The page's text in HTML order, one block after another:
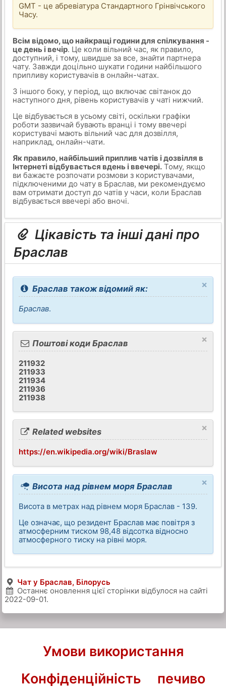
GMT - це абревіатура Стандартного Грінвічського
Часу.
Всім відомо, що найкращі години для спілкування -
це день і вечір. Це коли вільний час, як правило,
доступний, і тому, швидше за все, знайти партнера
чату. Завжди доцільно шукати години найбільшого
припливу користувачів в онлайн-чатах.
З іншого боку, у період, що включає світанок до
наступного дня, рівень користувачів у чаті нижчий.
Це відбувається в усьому світі, оскільки графіки
роботи зазвичай бувають вранці і тому ввечері
користувачі мають вільний час для дозвілля,
наприклад, онлайн-чати.
Як правило, найбільший приплив чатів і дозвілля в
Інтернеті відбувається вдень і ввечері.Тому, якщо
ви бажаєте розпочати розмови з користувачами,
підключеними до чату в Браслав, ми рекомендуємо
вам отримати доступ до чатів у часи, коли Браслав
відбувається ввечері або вночі.
Цікавість та інші дані про
Браслав
×
Браслав також відомий як:
Браслав.
×
Поштові коди Браслав
211932
211933
211934
211936
211938
×
Related websites
https://en.wikipedia.org/wiki/Braslaw
×
Висота над рівнем моря Браслав
Висота в метрах над рівнем моря Браслав - 139.
Це означає, що резидент Браслав має повітря з
атмосферним тиском 98,48 відсотка відносно
атмосферного тиску на рівні моря.
Чат у Браслав, Білорусь
Останнє оновлення цієї сторінки відбулося на сайті
2022-09-01.
Умови використання
Конфіденційність
печиво